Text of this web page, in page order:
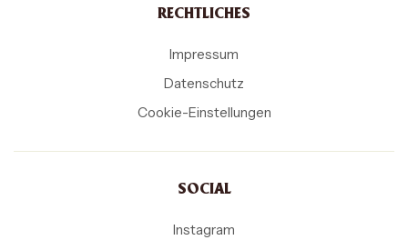
RECHTLICHES
Impressum
Datenschutz
Cookie-Einstellungen
SOCIAL
Instagram